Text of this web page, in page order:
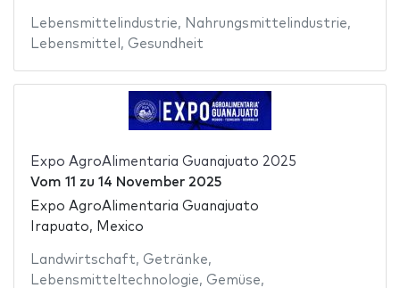
Lebensmittelindustrie, Nahrungsmittelindustrie,
Lebensmittel , Gesundheit
Expo AgroAlimentaria Guanajuato 2025
Vom 11 zu 14 November 2025
Expo AgroAlimentaria Guanajuato
Irapuato, Mexico
Landwirtschaft, Getränke,
Lebensmitteltechnologie, Gemüse,